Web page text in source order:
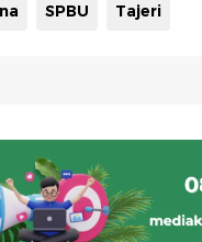
SPBU Tajeri